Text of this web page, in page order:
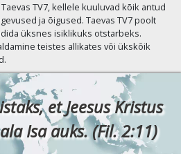
TV7, kellele kuuluvad kõik antud
ja õigused. Taevas TV7 poolt
üksnes isiklikuks otstarbeks.
teistes allikates või ükskõik
et Jeesus Kristus
Isa auks. (Fil. 2:11)